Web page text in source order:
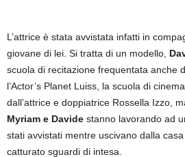
L’attrice è stata avvistata infatti in
giovane di lei. Si tratta di un modello,
scuola di recitazione frequentata anche
l’Actor’s Planet Luiss, la scuola di
dall’attrice e doppiatrice Rossella Izzo,
Myriam e Davide stanno lavorando ad
stati avvistati mentre uscivano dalla
catturato sguardi di intesa.